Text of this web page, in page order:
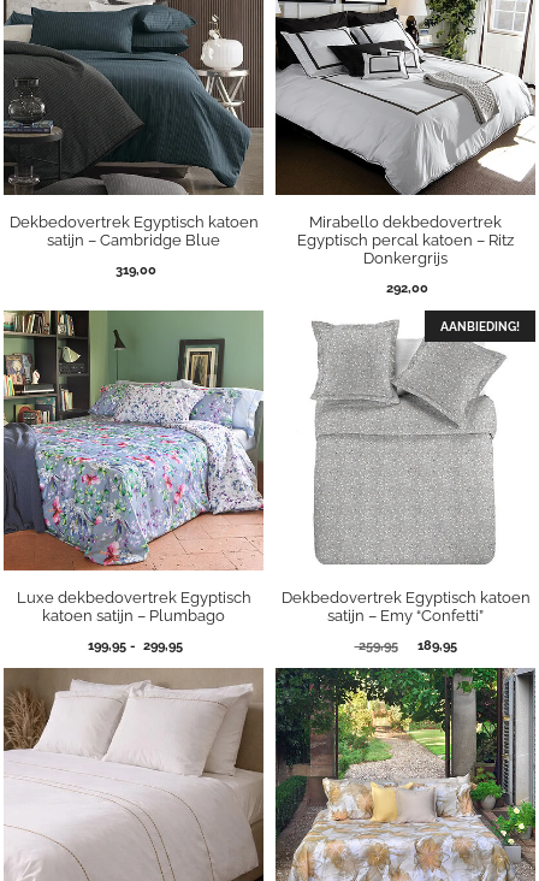
Dekbedovertrek Egyptisch katoen
satijn – Cambridge Blue
319,00
Mirabello dekbedovertrek
Egyptisch percal katoen – Ritz
Donkergrijs
292,00
Luxe dekbedovertrek Egyptisch
katoen satijn – Plumbago
199,95 - 299,95Prijsklasse:
299,95
AANBIEDING!
Dekbedovertrek Egyptisch katoen
satijn – Emy “Confetti”
259,95
Oorspronkelijke
was:
259,95.
189,95Huidige
is:
189,95.